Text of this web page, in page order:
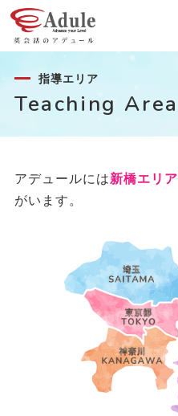
指導エリア
Teaching Area
アデュールには新橋エリア
がいます。